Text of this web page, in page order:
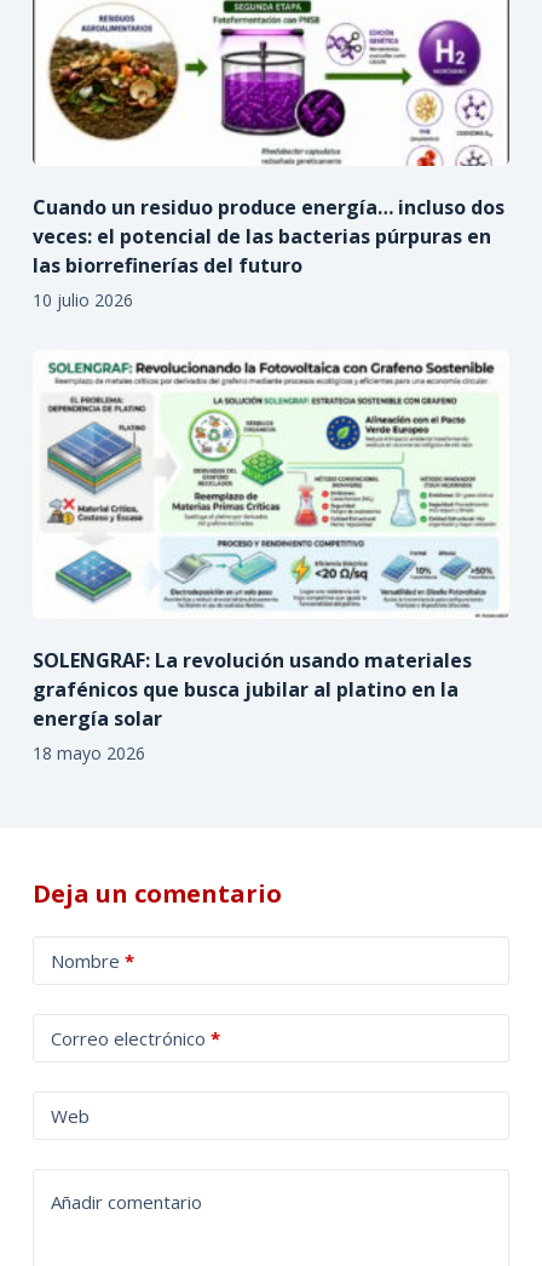
Cuando un residuo produce energía… incluso dos
veces: el potencial de las bacterias púrpuras en
las biorrefinerías del futuro
10 julio 2026
SOLENGRAF: La revolución usando materiales
grafénicos que busca jubilar al platino en la
energía solar
18 mayo 2026
Deja un comentario
Nombre *
Correo electrónico *
Web
Añadir comentario
l
t
a
t